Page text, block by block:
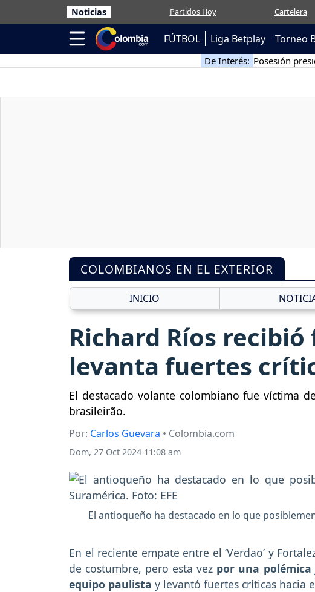
Noticias Partidos Hoy Cartelera
FÚTBOL Liga Betplay Torneo
De Interés: Posesión
COLOMBIANOS EN EL EXTERIOR
INICIO
Richard Ríos
levanta fuertes
El destacado volante colombiano fue víctima
brasileirão.
Por: Carlos Guevara • Colombia.com
Dom, 27 Oct 2024 11:08 am
El antioqueño ha destacado en lo que
En el reciente empate entre el ‘Verdao’ y
de costumbre, pero esta vez por una
equipo paulista y levantó fuertes críticas hacia